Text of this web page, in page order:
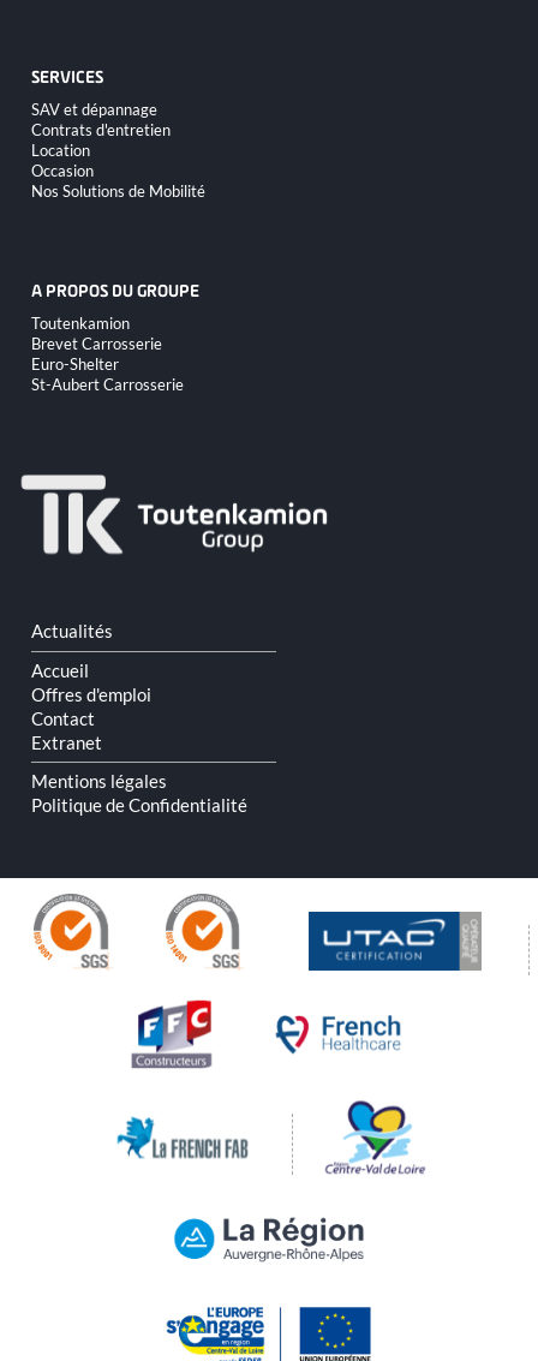
SERVICES
Aller
au
contenu
SAV et dépannage
Contrats d'entretien
Location
Occasion
Nos Solutions de Mobilité
A PROPOS DU GROUPE
Aller
au
contenu
Toutenkamion
Brevet Carrosserie
Euro-Shelter
St-Aubert Carrosserie
Aller
au
contenu
Actualités
Accueil
Offres d'emploi
Contact
Extranet
Mentions légales
Politique de Confidentialité